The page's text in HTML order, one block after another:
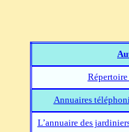
Répertoire
Annuaires
L’annuaire des